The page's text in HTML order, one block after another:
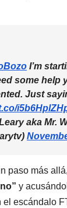
I’m
some help
Just
aka Mr.
paso más allá,
y
el escándalo